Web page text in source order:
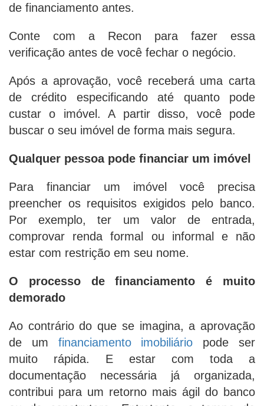
de financiamento antes.
Conte com a Recon para fazer essa
verificação antes de você fechar o negócio.
Após a aprovação, você receberá uma carta
de crédito especificando até quanto pode
custar o imóvel. A partir disso, você pode
buscar o seu imóvel de forma mais segura.
Qualquer pessoa pode financiar um imóvel
Para financiar um imóvel você precisa
preencher os requisitos exigidos pelo banco.
Por exemplo, ter um valor de entrada,
comprovar renda formal ou informal e não
estar com restrição em seu nome.
O processo de financiamento é muito
demorado
Ao contrário do que se imagina, a aprovação
de um financiamento imobiliário pode ser
muito rápida. E estar com toda a
documentação necessária já organizada,
contribui para um retorno mais ágil do banco